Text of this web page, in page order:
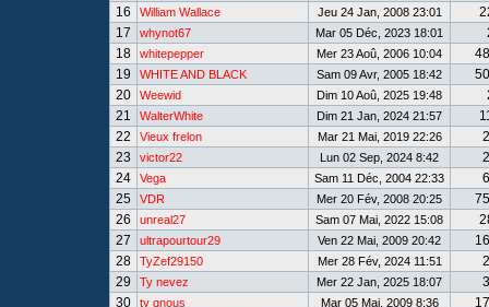
16
William Wallace Jeu 24 Jan, 2008 23:01
17
whynot67 Mar 05 Déc, 2023 18:01
18
whitepepper Mer 23 Aoû, 2006 10:04
19
WHITE AND BLACK Sam 09 Avr, 2005 18:42
20
Weewid Dim 10 Aoû, 2025 19:48
21
WalterWhite Dim 21 Jan, 2024 21:57
22
Vieux frelon Mar 21 Mai, 2019 22:26
23
victor22 Lun 02 Sep, 2024 8:42
24
Vega Sam 11 Déc, 2004 22:33
25
VDR Mer 20 Fév, 2008 20:25
26
unreal27 Sam 07 Mai, 2022 15:08
27
ultrapourtour29 Ven 22 Mai, 2009 20:42
28
TyZef29150 Mer 28 Fév, 2024 11:51
29
Ty nevez Mer 22 Jan, 2025 18:07
30
ty gnous Mar 05 Mai, 2009 8:36